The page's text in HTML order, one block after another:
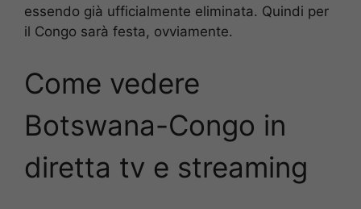
essendo già ufficialmente eliminata. Quindi per
il Congo sarà festa, ovviamente.
Come vedere
Botswana-Congo in
diretta tv e streaming